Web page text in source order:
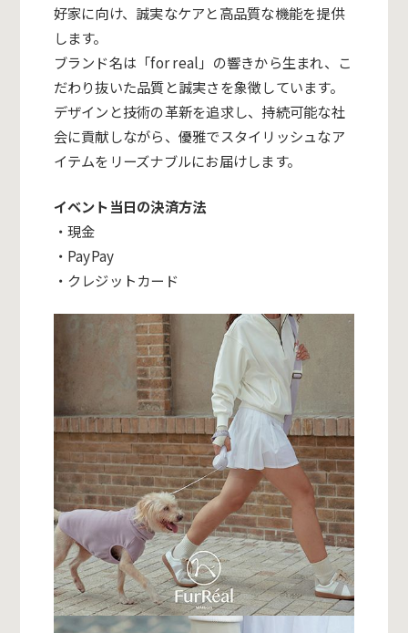
好家に向け、誠実なケアと高品質な機能を提供
します。
ブランド名は「for real 」の響きから生まれ、こ
だわり抜いた品質と誠実さを象徴しています。
デザインと技術の革新を追求し、持続可能な社
会に貢献しながら、優雅でスタイリッシュなア
イテムをリーズナブルにお届けします。
イベント当日の決済方法
・現金
・ PayPay
・クレジットカード